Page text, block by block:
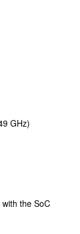
GHz)
the SoC